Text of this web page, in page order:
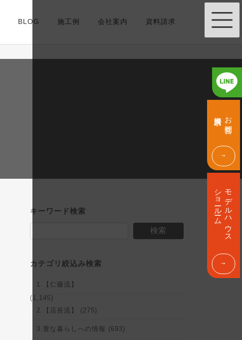
BLOG 施工例 会社案内 資料請求
キーワード検索
検索
カテゴリ絞込み検索
1.【仁藤流】
(1,145)
2.【店長流】 (275)
3.豊な暮らしへの情報 (693)
お問合せ
モデルハウス
ショールーム